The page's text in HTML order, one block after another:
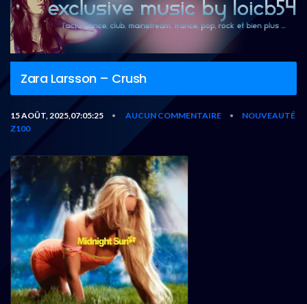
Zara Larsson – Crush
15 AOÛT, 2025,07:05:25 • AUCUN COMMENTAIRE •
NOUVEAUTÉ
Z100